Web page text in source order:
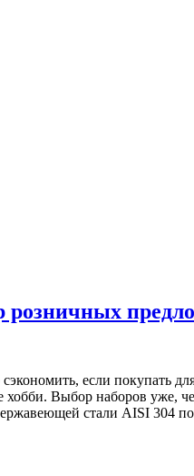
если покупать
Выбор наборов уже,
стали AISI 304